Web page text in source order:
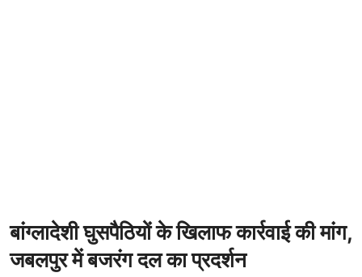
Business
Relationship
बांग्लादेशी घुसपैठियों के खिलाफ कार्रवाई की मांग,
जबलपुर में बजरंग दल का प्रदर्शन